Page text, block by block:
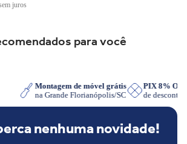
juros
para você
Montagem de móvel grátis
na Grande Florianópolis/SC
PIX 8%
de desconto
nenhuma novidade!